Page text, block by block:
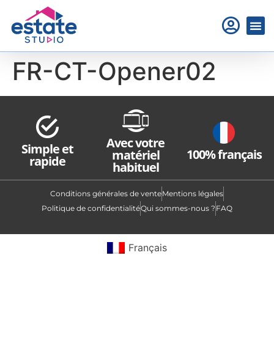
FR-CT-Opener02
Simple et
rapide
Avec votre
matériel
habituel
100% français
Conditions générales de venteMentions légales
Politique de confidentialitéQui sommes-nous ? FAQ
Français